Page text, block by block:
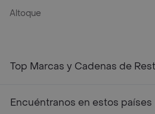
Altoque
Top Marcas y Cadenas de
Encuéntranos en estos países